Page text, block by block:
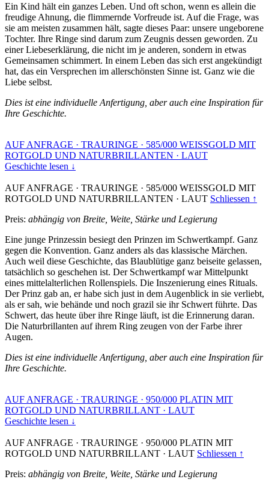
Ein Kind hält ein ganzes Leben. Und oft schon, wenn es allein die
freudige Ahnung, die flimmernde Vorfreude ist. Auf die Frage, was
sie am meisten zusammen hält, sagte dieses Paar: unsere ungeborene
Tochter. Ihre Ringe sind darum zum Zeugnis dessen geworden. Zu
einer Liebeserklärung, die nicht im je anderen, sondern in etwas
Gemeinsamen schimmert. In einem Leben das sich erst angekündigt
hat, das ein Versprechen im allerschönsten Sinne ist. Ganz wie die
Liebe selbst.
Dies ist eine individuelle Anfertigung, aber auch eine Inspiration für
Ihre Geschichte.
AUF ANFRAGE · TRAURINGE · 585/000 WEISSGOLD MIT
ROTGOLD UND NATURBRILLANTEN · LAUT
Geschichte lesen ↓
AUF ANFRAGE · TRAURINGE · 585/000 WEISSGOLD MIT
ROTGOLD UND NATURBRILLANTEN · LAUT Schliessen ↑
Preis: abhängig von Breite, Weite, Stärke und Legierung
Eine junge Prinzessin besiegt den Prinzen im Schwertkampf. Ganz
gegen die Konvention. Ganz anders als das klassische Märchen.
Auch weil diese Geschichte, das Blaublütige ganz beiseite gelassen,
tatsächlich so geschehen ist. Der Schwertkampf war Mittelpunkt
eines mittelalterlichen Rollenspiels. Die Inszenierung eines Rituals.
Der Prinz gab an, er habe sich just in dem Augenblick in sie verliebt,
als er sah, wie behände und noch grazil sie ihr Schwert führte. Das
Schwert, das heute über ihre Ringe läuft, ist die Erinnerung daran.
Die Naturbrillanten auf ihrem Ring zeugen von der Farbe ihrer
Augen.
Dies ist eine individuelle Anfertigung, aber auch eine Inspiration für
Ihre Geschichte.
AUF ANFRAGE · TRAURINGE · 950/000 PLATIN MIT
ROTGOLD UND NATURBRILLANT · LAUT
Geschichte lesen ↓
AUF ANFRAGE · TRAURINGE · 950/000 PLATIN MIT
ROTGOLD UND NATURBRILLANT · LAUT Schliessen ↑
Preis: abhängig von Breite, Weite, Stärke und Legierung